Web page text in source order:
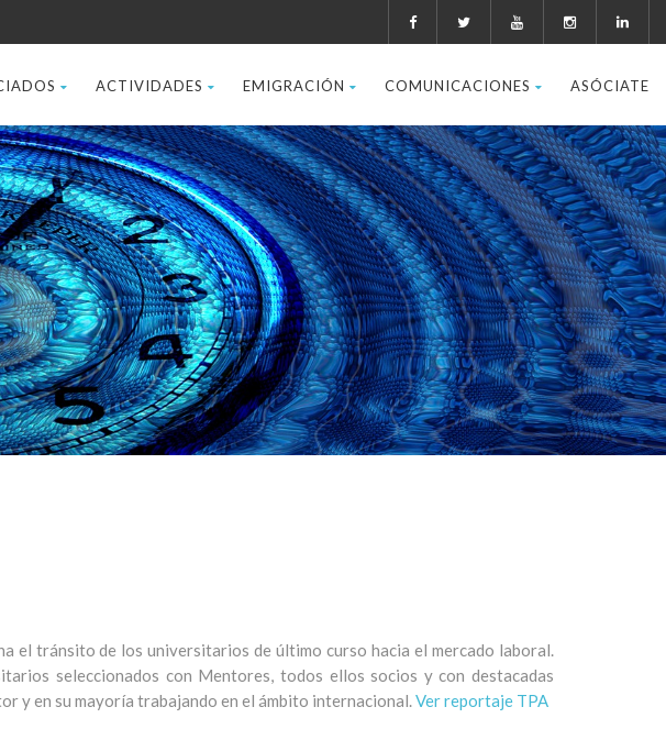
ACTIVIDADES EMIGRACIÓN COMUNICACIONES ASÓCIATE
el tránsito de los universitarios de último curso hacia el mercado laboral.
seleccionados con Mentores, todos ellos socios y con destacadas
y en su mayoría trabajando en el ámbito internacional.Ver reportaje TPA